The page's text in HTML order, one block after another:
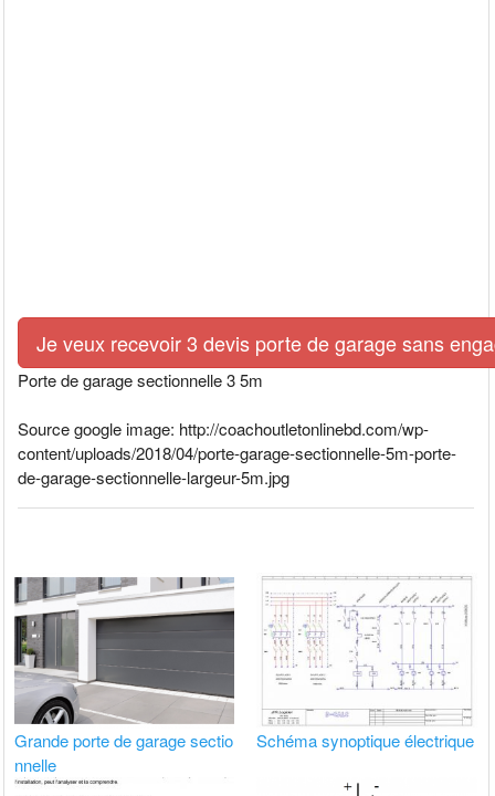
Je veux recevoir 3 devis porte de garage sans
Porte de garage sectionnelle 3 5m
Source google image: http://coachoutletonlinebd.com/wp-
content/uploads/2018/04/porte-garage-sectionnelle-5m-porte-
de-garage-sectionnelle-largeur-5m.jpg
Grande porte de garage sectio
nnelle
Schéma synoptique électrique